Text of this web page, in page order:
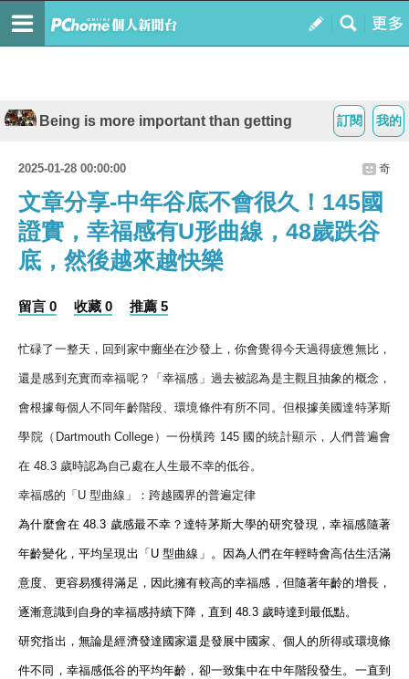
我的
訂閱
Being is more important than getting
2025-01-28 00:00:00 奇
文章分享-中年谷底不會很久！145國
證實，幸福感有U形曲線，48歲跌谷
底，然後越來越快樂
留言 0 收藏 0 推薦 5
忙碌了一整天，回到家中癱坐在沙發上，你會覺得今天過得疲憊無比，
還是感到充實而幸福呢？「幸福感」過去被認為是主觀且抽象的概念，
會根據每個人不同年齡階段、環境條件有所不同。但根據美國達特茅斯
學院（ Dartmouth College ）一份橫跨 145 國的統計顯示，人們普遍會
在 48.3 歲時認為自己處在人生最不幸的低谷。
幸福感的「 U 型曲線」：跨越國界的普遍定律
為什麼會在48.3 歲感最不幸？達特茅斯大學的研究發現，幸福感隨著
年齡變化，平均呈現出「 U型曲線」。因為人們在年輕時會高估生活滿
意度、更容易獲得滿足，因此擁有較高的幸福感，但隨著年齡的增長，
逐漸意識到自身的幸福感持續下降，直到 48.3 歲時達到最低點。
研究指出，無論是經濟發達國家還是發展中國家、個人的所得或環境條
件不同，幸福感低谷的平均年齡，卻一致集中在中年階段發生。一直到